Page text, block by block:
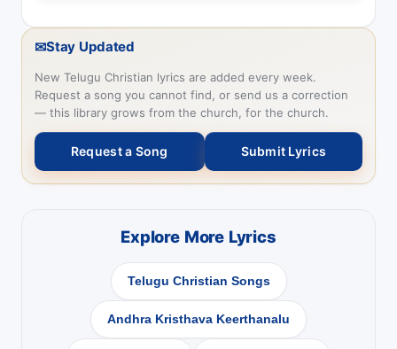
✉Stay Updated
New Telugu Christian lyrics are added every week.
Request a song you cannot find, or send us a correction
— this library grows from the church, for the church.
Request a Song Submit Lyrics
Explore More Lyrics
Telugu Christian Songs
Andhra Kristhava Keerthanalu